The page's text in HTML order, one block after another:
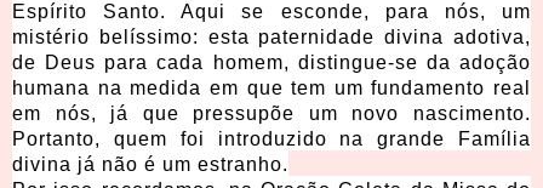
Espírito Santo. Aqui se esconde, para nós, um
mistério belíssimo: esta paternidade divina adotiva,
de Deus para cada homem, distingue-se da adoção
humana na medida em que tem um fundamento real
em nós, já que pressupõe um novo nascimento.
Portanto, quem foi introduzido na grande Família
divina já não é um estranho.